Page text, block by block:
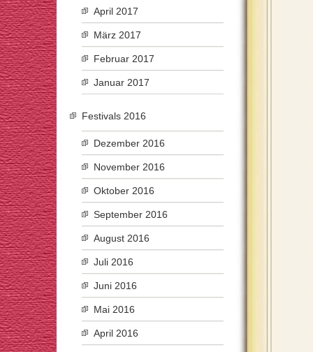
April 2017
März 2017
Februar 2017
Januar 2017
Festivals 2016
Dezember 2016
November 2016
Oktober 2016
September 2016
August 2016
Juli 2016
Juni 2016
Mai 2016
April 2016